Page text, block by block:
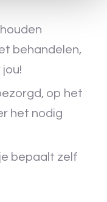
behandelen,
op het
het nodig
bepaalt zelf